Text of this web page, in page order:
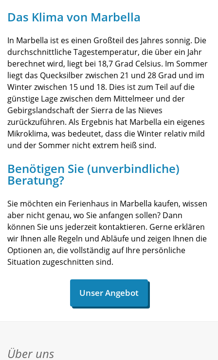
Das Klima von Marbella
In Marbella ist es einen Großteil des Jahres sonnig. Die
durchschnittliche Tagestemperatur, die über ein Jahr
berechnet wird, liegt bei 18,7 Grad Celsius. Im Sommer
liegt das Quecksilber zwischen 21 und 28 Grad und im
Winter zwischen 15 und 18. Dies ist zum Teil auf die
günstige Lage zwischen dem Mittelmeer und der
Gebirgslandschaft der Sierra de las Nieves
zurückzuführen. Als Ergebnis hat Marbella ein eigenes
Mikroklima, was bedeutet, dass die Winter relativ mild
und der Sommer nicht extrem heiß sind.
Benötigen Sie (unverbindliche)
Beratung?
Sie möchten ein Ferienhaus in Marbella kaufen, wissen
aber nicht genau, wo Sie anfangen sollen? Dann
können Sie uns jederzeit kontaktieren. Gerne erklären
wir Ihnen alle Regeln und Abläufe und zeigen Ihnen die
Optionen an, die vollständig auf Ihre persönliche
Situation zugeschnitten sind.
Unser Angebot
Über uns